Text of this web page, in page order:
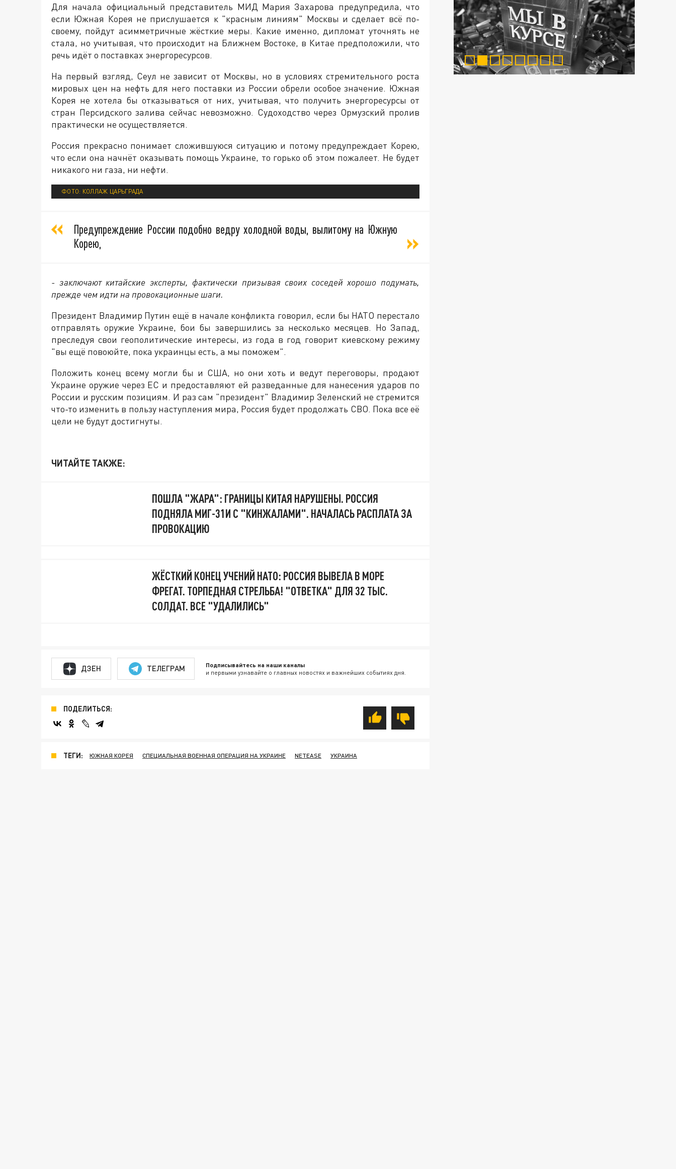
Для начала официальный представитель МИД Мария Захарова предупредила, что
если Южная Корея не прислушается к "красным линиям" Москвы и сделает всё по-
своему, пойдут асимметричные жёсткие меры. Какие именно, дипломат уточнять не
стала, но учитывая, что происходит на Ближнем Востоке, в Китае предположили, что
речь идёт о поставках энергоресурсов.
На первый взгляд, Сеул не зависит от Москвы, но в условиях стремительного роста
мировых цен на нефть для него поставки из России обрели особое значение. Южная
Корея не хотела бы отказываться от них, учитывая, что получить энергоресурсы от
стран Персидского залива сейчас невозможно. Судоходство через Ормузский пролив
практически не осуществляется.
Россия прекрасно понимает сложившуюся ситуацию и потому предупреждает Корею,
что если она начнёт оказывать помощь Украине, то горько об этом пожалеет. Не будет
никакого ни газа, ни нефти.
ФОТО: КОЛЛАЖ ЦАРЬГРАДА
Предупреждение России подобно ведру холодной воды, вылитому на Южную
Корею,
- заключают китайские эксперты, фактически призывая своих соседей хорошо подумать,
прежде чем идти на провокационные шаги.
Президент Владимир Путин ещё в начале конфликта говорил, если бы НАТО перестало
отправлять оружие Украине, бои бы завершились за несколько месяцев. Но Запад,
преследуя свои геополитические интересы, из года в год говорит киевскому режиму
"вы ещё повоюйте, пока украинцы есть, а мы поможем".
Положить конец всему могли бы и США, но они хоть и ведут переговоры, продают
Украине оружие через ЕС и предоставляют ей разведанные для нанесения ударов по
России и русским позициям. И раз сам "президент" Владимир Зеленский не стремится
что-то изменить в пользу наступления мира, Россия будет продолжать СВО. Пока все её
цели не будут достигнуты.
ЧИТАЙТЕ ТАКЖЕ:
ПОШЛА "ЖАРА": ГРАНИЦЫ КИТАЯ НАРУШЕНЫ. РОССИЯ
ПОДНЯЛА МИГ-31И С "КИНЖАЛАМИ". НАЧАЛАСЬ РАСПЛАТА ЗА
ПРОВОКАЦИЮ
ЖЁСТКИЙ КОНЕЦ УЧЕНИЙ НАТО: РОССИЯ ВЫВЕЛА В МОРЕ
ФРЕГАТ. ТОРПЕДНАЯ СТРЕЛЬБА! "ОТВЕТКА" ДЛЯ 32 ТЫС.
СОЛДАТ. ВСЕ "УДАЛИЛИСЬ"
ДЗЕН ТЕЛЕГРАМ Подписывайтесь на наши каналы
и первыми узнавайте о главных новостях и важнейших событиях дня.
ПОДЕЛИТЬСЯ:
ТЕГИ: ЮЖНАЯ КОРЕЯ СПЕЦИАЛЬНАЯ ВОЕННАЯ ОПЕРАЦИЯ НА УКРАИНЕ NETEASE УКРАИНА